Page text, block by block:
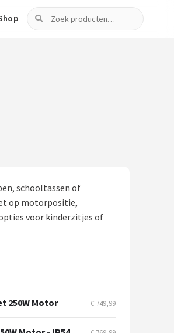
Zoeken
schooltassen of
op motorpositie,
voor kinderzitjes of
250W Motor € 749,99